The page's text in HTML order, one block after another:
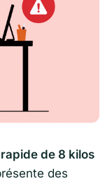
de 8 kilos
des